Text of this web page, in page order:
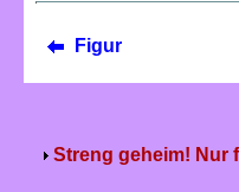
Figur
Streng geheim! Nur